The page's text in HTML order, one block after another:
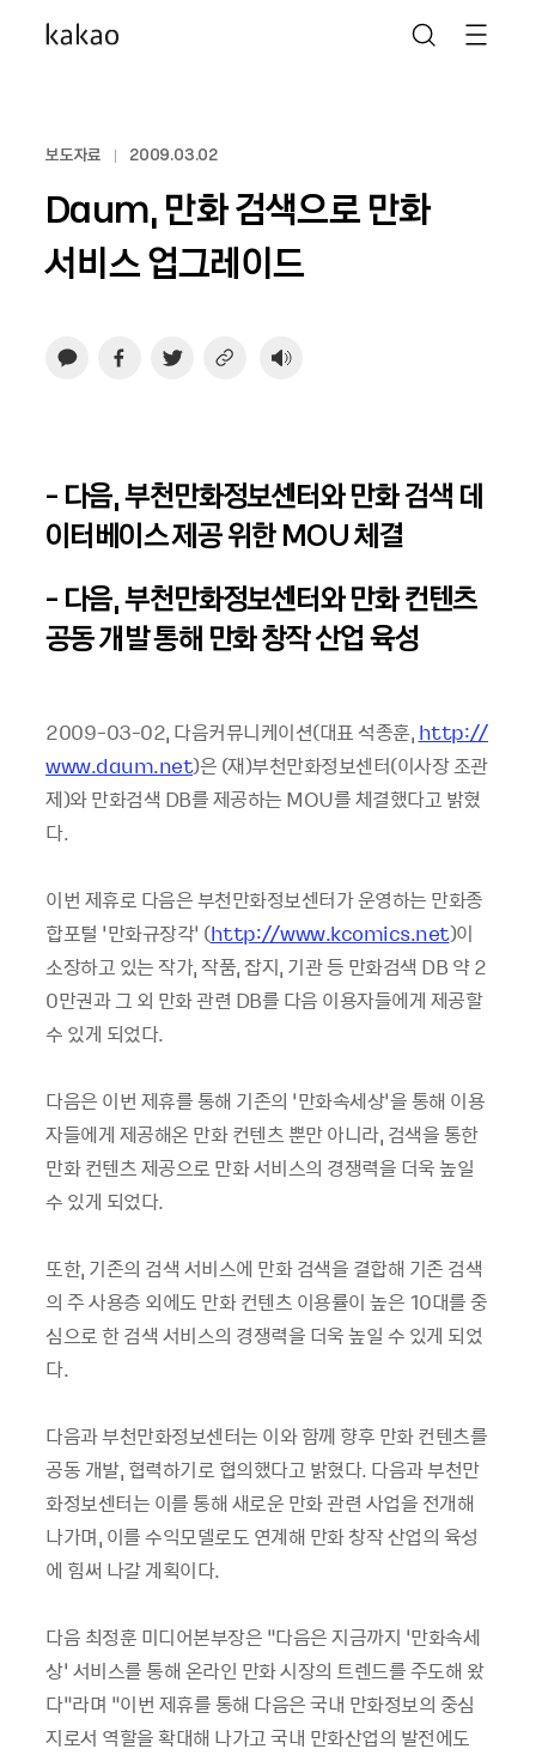
보도자료 2009.03.02
Daum, 만화 검색으로 만화
서비스 업그레이드
- 다음, 부천만화정보센터와 만화 검색 데
이터베이스 제공 위한 MOU 체결
- 다음, 부천만화정보센터와 만화 컨텐츠
공동 개발 통해 만화 창작 산업 육성
2009-03-02, 다음커뮤니케이션(대표 석종훈, http://
www.daum.net)은 (재)부천만화정보센터(이사장 조관
제)와 만화검색 DB를 제공하는 MOU를 체결했다고 밝혔
다.
이번 제휴로 다음은 부천만화정보센터가 운영하는 만화종
합포털 ‘만화규장각’ (http://www.kcomics.net)이
소장하고 있는 작가, 작품, 잡지, 기관 등 만화검색 DB 약 2
0만권과 그 외 만화 관련 DB를 다음 이용자들에게 제공할
수 있게 되었다.
다음은 이번 제휴를 통해 기존의 ‘만화속세상’을 통해 이용
자들에게 제공해온 만화 컨텐츠 뿐만 아니라, 검색을 통한
만화 컨텐츠 제공으로 만화 서비스의 경쟁력을 더욱 높일
수 있게 되었다.
또한, 기존의 검색 서비스에 만화 검색을 결합해 기존 검색
의 주 사용층 외에도 만화 컨텐츠 이용률이 높은 10대를 중
심으로 한 검색 서비스의 경쟁력을 더욱 높일 수 있게 되었
다.
다음과 부천만화정보센터는 이와 함께 향후 만화 컨텐츠를
공동 개발, 협력하기로 협의했다고 밝혔다. 다음과 부천만
화정보센터는 이를 통해 새로운 만화 관련 사업을 전개해
나가며, 이를 수익모델로도 연계해 만화 창작 산업의 육성
에 힘써 나갈 계획이다.
다음 최정훈 미디어본부장은 “다음은 지금까지 ‘만화속세
상’ 서비스를 통해 온라인 만화 시장의 트렌드를 주도해 왔
다”라며 “이번 제휴를 통해 다음은 국내 만화정보의 중심
지로서 역할을 확대해 나가고 국내 만화산업의 발전에도